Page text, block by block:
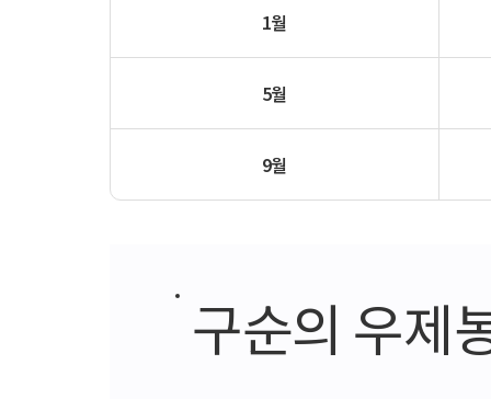
1월
5월
9월
구순의 우제봉